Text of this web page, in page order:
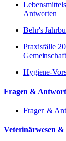
Antworten
Behr's
Praxisfälle
Hygiene-
Fragen &
Fragen &
Veterinärwesen